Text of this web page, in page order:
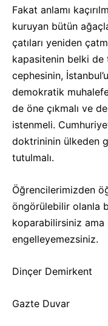
Fakat anlamı
kuruyan bütün
çatıları yeniden
kapasitenin belki de
cephesinin,
demokratik
de öne çıkmalı ve
istenmeli.
doktrininin ülkeden
tutulmalı.
Öğrencilerimizden
öngörülebilir olanla
koparabilirsiniz ama
engelleyemezsiniz.
Dinçer Demirkent
Gazte Duvar